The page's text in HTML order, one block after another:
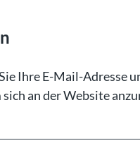
Ih­re E-Mail-Adresse
an der Web­site